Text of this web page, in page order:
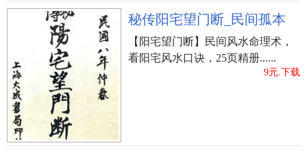
秘传阳宅望门断_民间孤本
【阳宅望门断】民间风水命理术，
看阳宅风水口诀，25页精册......
9元.下载